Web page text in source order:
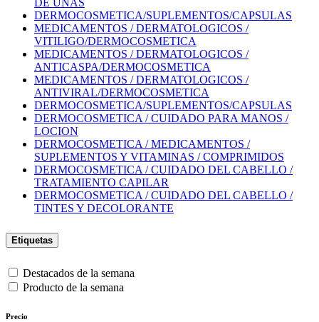
DE UÑAS
DERMOCOSMETICA/SUPLEMENTOS/CAPSULAS
MEDICAMENTOS / DERMATOLOGICOS /
VITILIGO/DERMOCOSMETICA
MEDICAMENTOS / DERMATOLOGICOS /
ANTICASPA/DERMOCOSMETICA
MEDICAMENTOS / DERMATOLOGICOS /
ANTIVIRAL/DERMOCOSMETICA
DERMOCOSMETICA/SUPLEMENTOS/CAPSULAS
DERMOCOSMETICA / CUIDADO PARA MANOS /
LOCION
DERMOCOSMETICA / MEDICAMENTOS /
SUPLEMENTOS Y VITAMINAS / COMPRIMIDOS
DERMOCOSMETICA / CUIDADO DEL CABELLO /
TRATAMIENTO CAPILAR
DERMOCOSMETICA / CUIDADO DEL CABELLO /
TINTES Y DECOLORANTE
Etiquetas
Destacados de la semana
Producto de la semana
Precio